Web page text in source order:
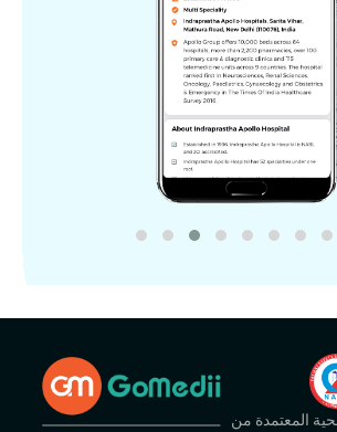
المعتمدة من